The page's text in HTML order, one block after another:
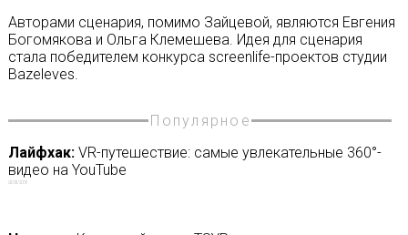
Авторами сценария, помимо Зайцевой, являются Евгения
Богомякова и Ольга Клемешева. Идея для сценария
стала победителем конкурса screenlife-проектов студии
Bazeleves.
Популярное
Лайфхак:VR-путешествие: самые увлекательные 360°-
видео на YouTube
02/05/2018